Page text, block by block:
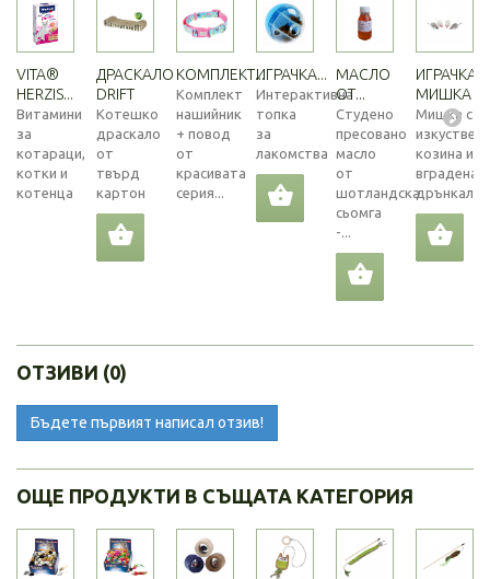
VITA®
HERZIS...
Витамини
за
котараци,
котки и
котенца
ДРАСКАЛО
DRIFT
Котешко
драскало
от
твърд
картон
КОМПЛЕКТ...
Комплект
нашийник
+ повод
от
красивата
серия...
ИГРАЧКА...
Интерактивна
топка
за
лакомства
МАСЛО
ОТ...
Студено
пресовано
масло
от
шотландска
сьомга
-...
ИГРАЧКА
МИШКА
Мишка с
изкуствена
козина и
вградена
ОТЗИВИ (0)
Бъдете първият написал отзив!
ОЩЕ ПРОДУКТИ В СЪЩАТА КАТЕГОРИЯ